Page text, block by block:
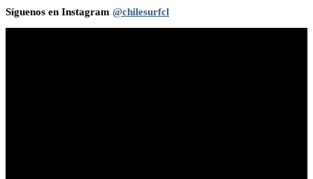
Síguenos en Instagram @chilesurfcl